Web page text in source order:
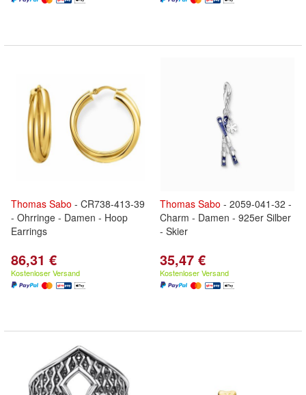
Thomas Sabo - CR738-413-39
- Ohrringe - Damen - Hoop
Earrings
86,31 €
Kostenloser Versand
Thomas Sabo - 2059-041-32 -
Charm - Damen - 925er Silber
- Skier
35,47 €
Kostenloser Versand